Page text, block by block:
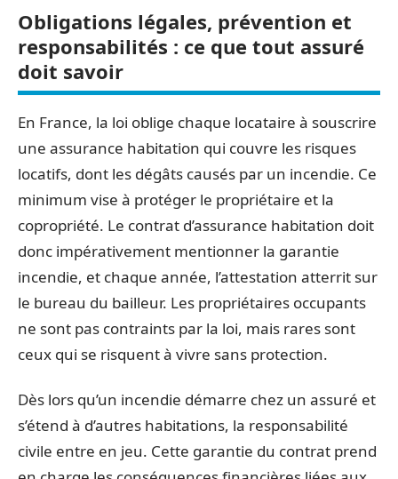
Obligations légales, prévention et
responsabilités : ce que tout assuré
doit savoir
En France, la loi oblige chaque locataire à souscrire
une assurance habitation qui couvre les risques
locatifs, dont les dégâts causés par un incendie. Ce
minimum vise à protéger le propriétaire et la
copropriété. Le contrat d’assurance habitation doit
donc impérativement mentionner la garantie
incendie, et chaque année, l’attestation atterrit sur
le bureau du bailleur. Les propriétaires occupants
ne sont pas contraints par la loi, mais rares sont
ceux qui se risquent à vivre sans protection.
Dès lors qu’un incendie démarre chez un assuré et
s’étend à d’autres habitations, la responsabilité
civile entre en jeu. Cette garantie du contrat prend